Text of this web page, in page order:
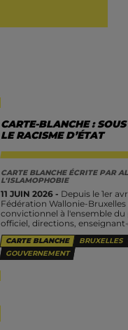
CARTE-BLANCHE :
LE RACISME D’ÉTAT
CARTE BLANCHE ÉCRITE PAR
L'ISLAMOPHOBIE
11 JUIN 2026 - Depuis le 1er
Fédération Wallonie-
convictionnel à l'ensemble
officiel, directions,
CARTE BLANCHE BRUXELLES
GOUVERNEMENT